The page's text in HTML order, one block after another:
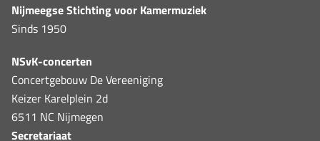
Nijmeegse Stichting voor Kamermuziek
Sinds 1950
NSvK-concerten
Concertgebouw De Vereeniging
Keizer Karelplein 2d
6511 NC Nijmegen
Secretariaat